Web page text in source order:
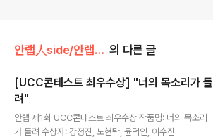
안랩人side/안랩 제1회 UCC 콘테스트 의 다른 글
[UCC콘테스트 최우수상] "너의 목소리가 들
려"
안랩 제1회 UCC콘테스트 최우수상 작품명: 너의 목소리
가 들려 수상자: 강정진, 노현탁, 윤덕인, 이수진